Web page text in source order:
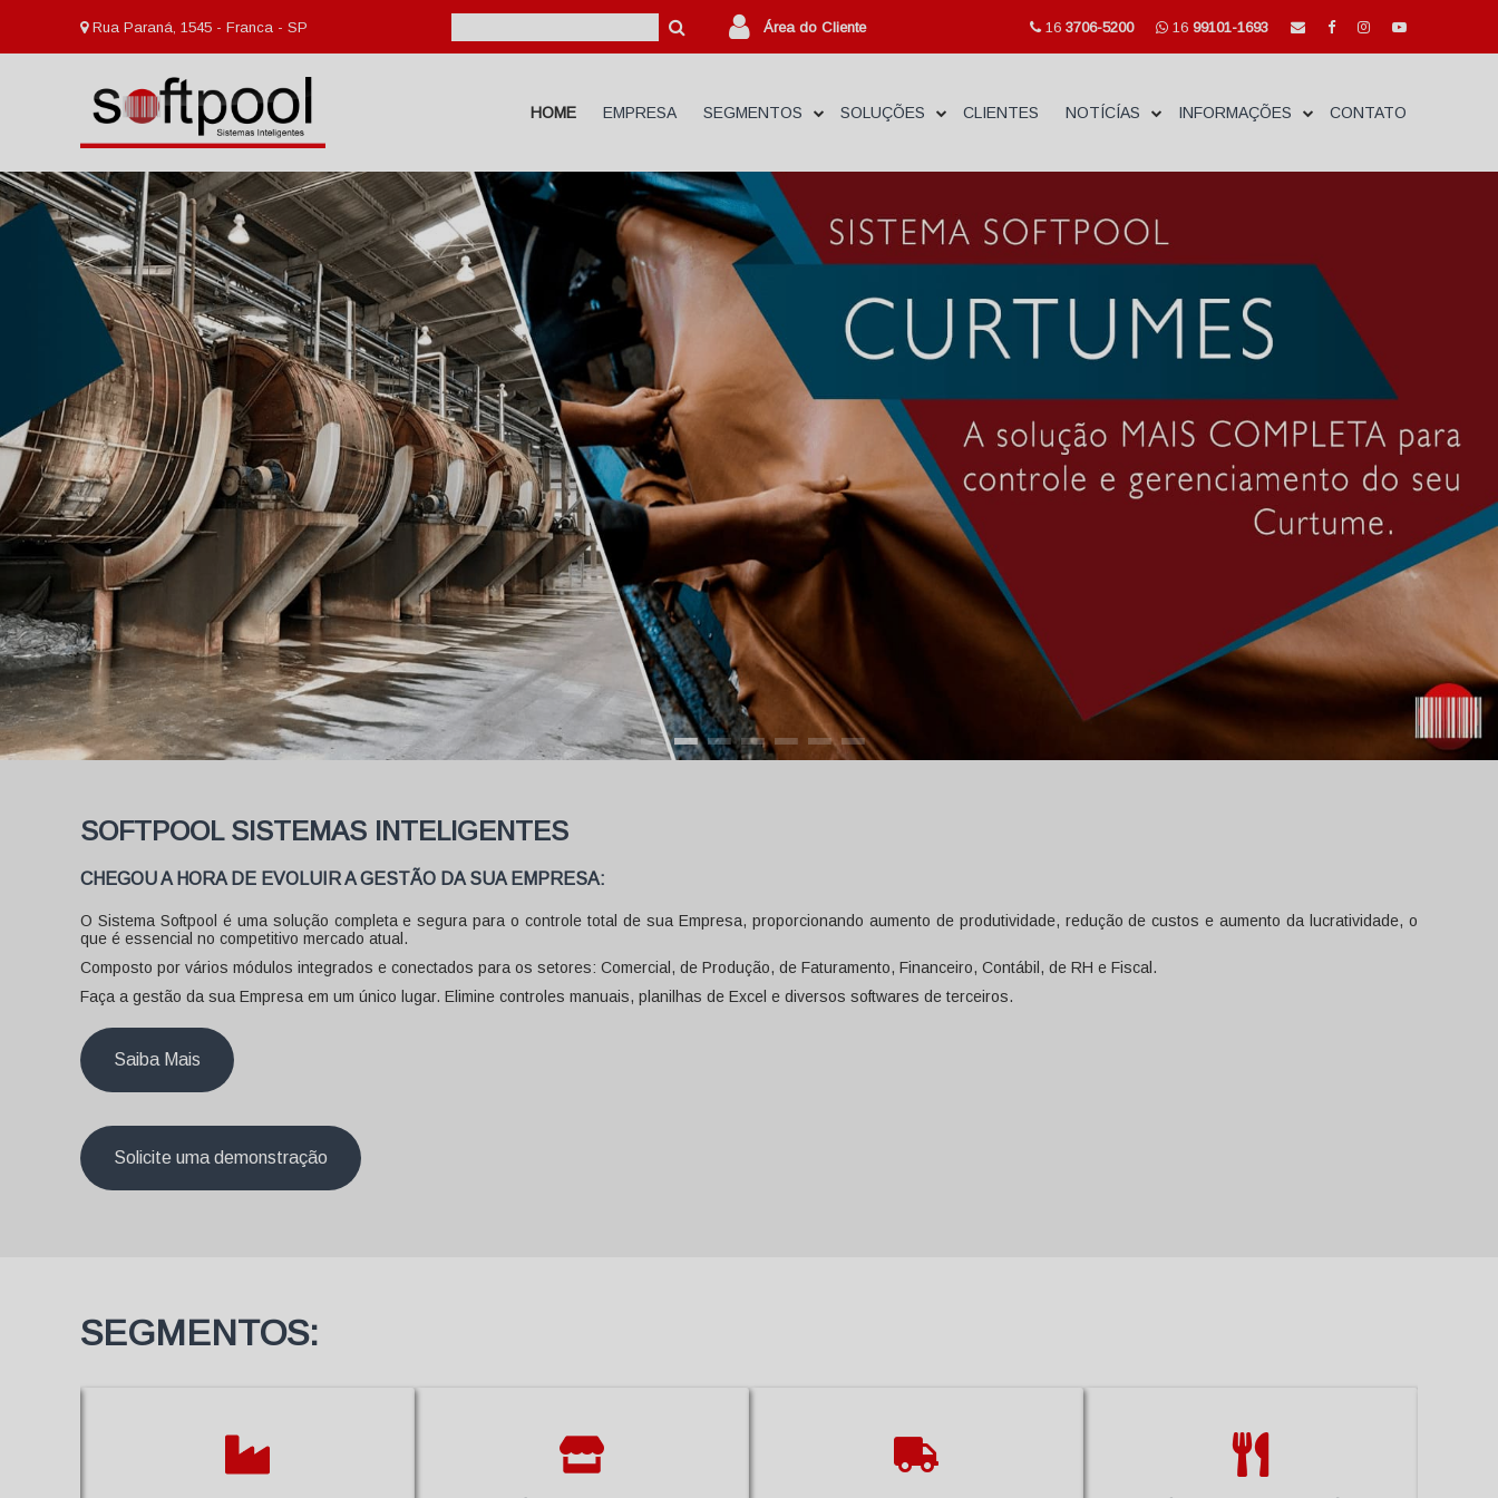
Rua Paraná, 1545 - Franca - SP Área do Cliente 16 3706-5200 16 99101-1693
HOME EMPRESA SEGMENTOS SOLUÇÕES CLIENTES NOTÍCÍAS INFORMAÇÕES CONTATO
SOFTPOOL SISTEMAS INTELIGENTES
CHEGOU A HORA DE EVOLUIR A GESTÃO DA SUA EMPRESA:
O Sistema Softpool é uma solução completa e segura para o controle total de sua Empresa, proporcionando aumento de produtividade, redução de custos e aumento da lucratividade, o
que é essencial no competitivo mercado atual.
Composto por vários módulos integrados e conectados para os setores: Comercial, de Produção, de Faturamento, Financeiro, Contábil, de RH e Fiscal.
Faça a gestão da sua Empresa em um único lugar. Elimine controles manuais, planilhas de Excel e diversos softwares de terceiros.
Saiba Mais
Solicite uma demonstração
SEGMENTOS: